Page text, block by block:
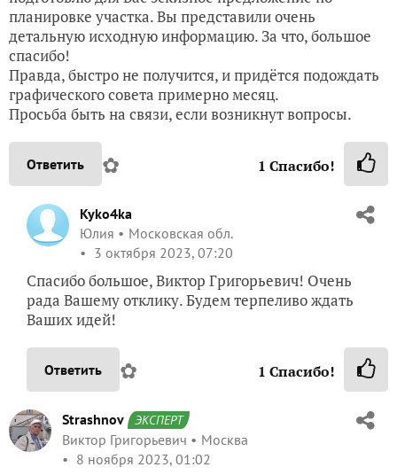
планировке участка. Вы представили очень
детальную исходную информацию. За что, большое
спасибо!
Правда, быстро не получится, и придётся подождать
графического совета примерно месяц.
Просьба быть на связи, если возникнут вопросы.
Ответить ✿ 1 Спасибо!
Kyko4ka
Юлия
Московская обл.
3 октября 2023, 07:20
Спасибо большое, Виктор Григорьевич! Очень
рада Вашему отклику. Будем терпеливо ждать
Ваших идей!
Ответить ✿ 1 Спасибо!
Strashnov ЭКСПЕРТ
Виктор Григорьевич
Москва
8 ноября 2023, 01:02